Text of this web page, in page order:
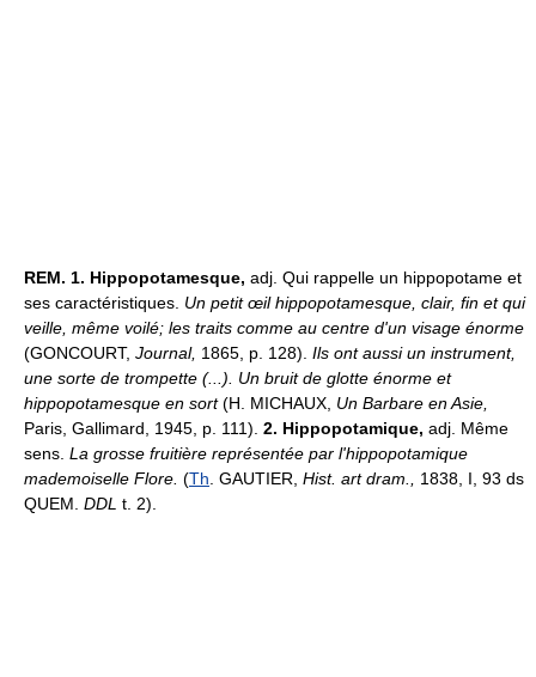
REM. 1. Hippopotamesque, adj. Qui rappelle un hippopotame et
ses caractéristiques. Un petit œil hippopotamesque, clair, fin et qui
veille, même voilé; les traits comme au centre d'un visage énorme
(GONCOURT, Journal, 1865, p. 128). Ils ont aussi un instrument,
une sorte de trompette (...). Un bruit de glotte énorme et
hippopotamesque en sort(H. MICHAUX, Un Barbare en Asie,
Paris, Gallimard, 1945, p. 111). 2. Hippopotamique, adj. Même
sens. La grosse fruitière représentée par l'hippopotamique
mademoiselle Flore. (Th . GAUTIER, Hist. art dram., 1838, I, 93 ds
QUEM. DDL t. 2).